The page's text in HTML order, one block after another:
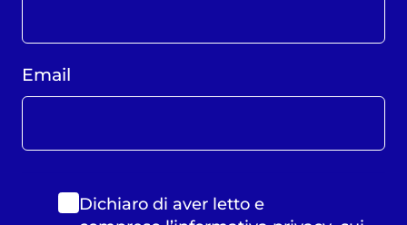
Email
Dichiaro di aver letto e